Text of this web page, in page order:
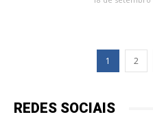
1 2
REDES SOCIAIS